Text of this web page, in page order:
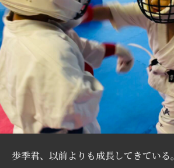
歩季君、以前よりも成長してきている。